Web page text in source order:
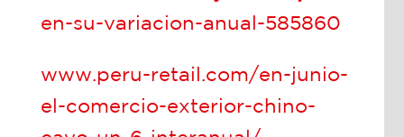
en-su-variacion-anual-585860
www.peru-retail.com/en-junio-
el-comercio-exterior-chino-